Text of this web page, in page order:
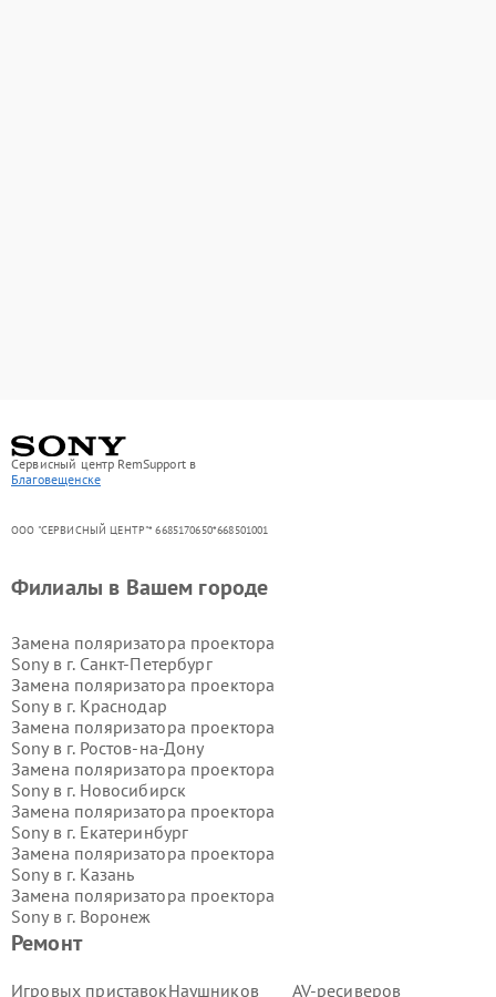
Сервисный центр RemSupport в
Благовещенске
ООО "СЕРВИСНЫЙ ЦЕНТР"* 6685170650*668501001
Ремонт
Игровых приставокНаушников AV-ресиверов
Филиалы в Вашем городе
Замена поляризатора проектора
Sony в г. Санкт-Петербург
Замена поляризатора проектора
Sony в г. Краснодар
Замена поляризатора проектора
Sony в г. Ростов-на-Дону
Замена поляризатора проектора
Sony в г. Новосибирск
Замена поляризатора проектора
Sony в г. Екатеринбург
Замена поляризатора проектора
Sony в г. Казань
Замена поляризатора проектора
Sony в г. Воронеж
Замена поляризатора проектора
Sony в г.Волгоград